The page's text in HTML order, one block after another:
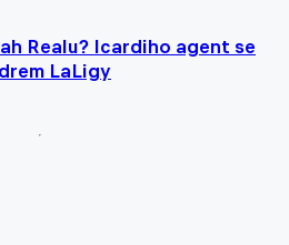
Realu? Icardiho agent se
LaLigy